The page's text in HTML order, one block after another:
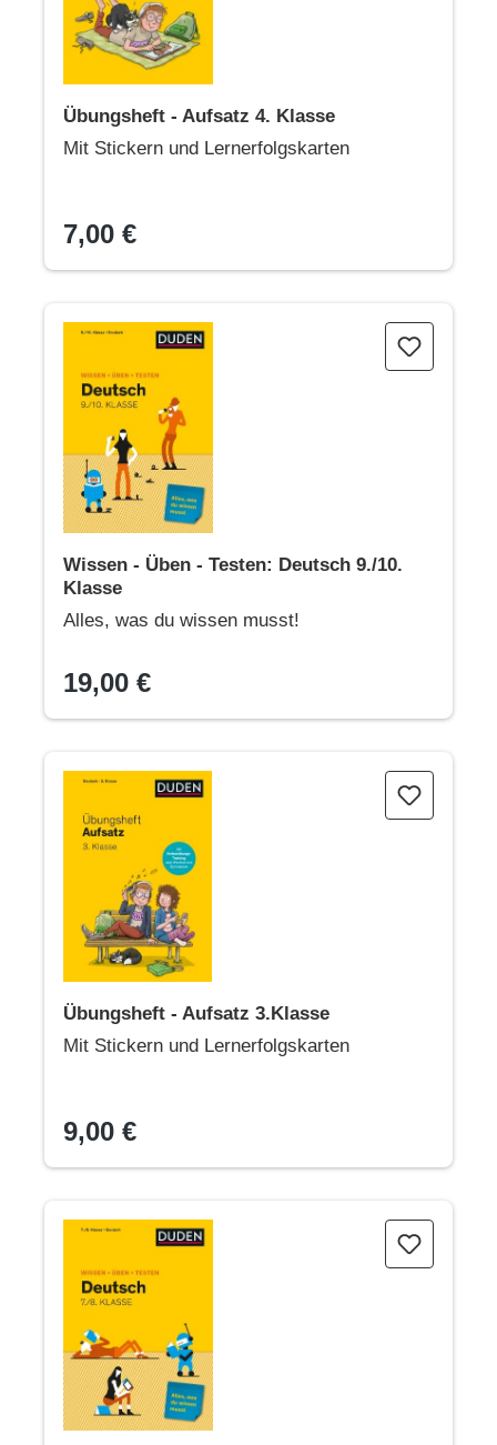
Übungsheft - Aufsatz 4. Klasse
Mit Stickern und Lernerfolgskarten
7,00 €
Wissen - Üben - Testen: Deutsch 9./10. Klasse
Wissen - Üben - Testen: Deutsch 9./10.
Klasse
Alles, was du wissen musst!
19,00 €
Übungsheft - Aufsatz 3.Klasse
Übungsheft - Aufsatz 3.Klasse
Mit Stickern und Lernerfolgskarten
9,00 €
Wissen - Üben - Testen: Deutsch 7./8. Klasse